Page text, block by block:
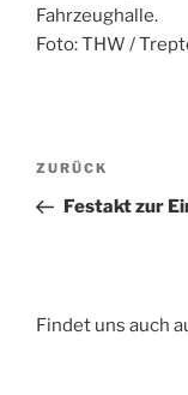
Fahrzeughalle.
Foto: THW /
Vorheriger
Beitrag
ZURÜCK
Festakt zur
Findet uns auch